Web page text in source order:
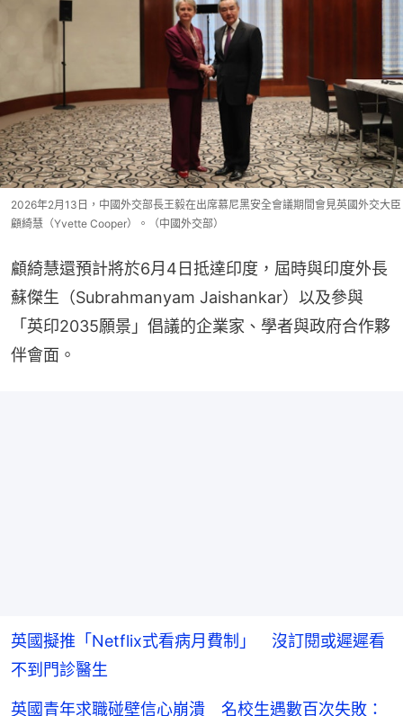
2026年2月13日，中國外交部長王毅在出席慕尼黑安全會議期間會見英國外交大臣
顧綺慧（Yvette Cooper）。（中國外交部）
顧綺慧還預計將於6月4日抵達印度，屆時與印度外長
蘇傑生（Subrahmanyam Jaishankar）以及參與
「英印2035願景」倡議的企業家、學者與政府合作夥
伴會面。
英國擬推「Netflix式看病月費制」 沒訂閱或遲遲看
不到門診醫生
英國青年求職碰壁信心崩潰 名校生遇數百次失敗：